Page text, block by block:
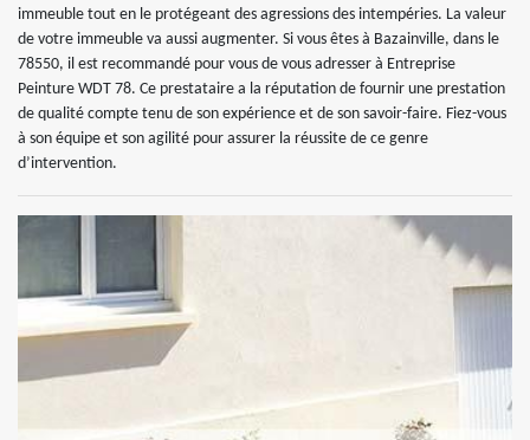
immeuble tout en le protégeant des agressions des intempéries. La valeur
de votre immeuble va aussi augmenter. Si vous êtes à Bazainville, dans le
78550, il est recommandé pour vous de vous adresser à Entreprise
Peinture WDT 78. Ce prestataire a la réputation de fournir une prestation
de qualité compte tenu de son expérience et de son savoir-faire. Fiez-vous
à son équipe et son agilité pour assurer la réussite de ce genre
d’intervention.